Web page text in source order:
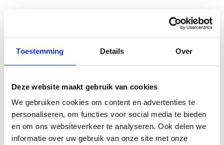
Toestemming Details Over
Deze website maakt gebruik van cookies
We gebruiken cookies om content en advertenties te
personaliseren, om functies voor social media te bieden
en om ons websiteverkeer te analyseren. Ook delen we
informatie over uw gebruik van onze site met onze
strand